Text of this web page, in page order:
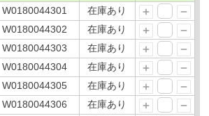
W0180044301
在庫あり
W0180044302
在庫あり
W0180044303
在庫あり
W0180044304
在庫あり
W0180044305
在庫あり
W0180044306
在庫あり